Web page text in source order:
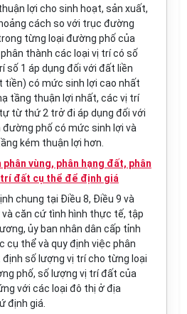
lợi cho sinh hoạt, sản xuất,
cách so với trục đường
từng loại đường phố của
thành các loại vị trí có số
số 1 áp dụng đối với đất liền
tiền) có mức sinh lợi cao nhất
tầng thuận lợi nhất, các vị trí
từ thứ 2 trở đi áp dụng đối với
phố có mức sinh lợi và
kém thuận lợi hơn.
phân vùng, phân hạng đất, phân
trí đất cụ thể để định giá
chung tại Điều 8, Điều 9 và
và căn cứ tình hình thực tế, tập
ủy ban nhân dân cấp tỉnh
cụ thể và quy định việc phân
định số lượng vị trí cho từng loại
phố, số lượng vị trí đất của
với các loại đô thị ở địa
định giá.